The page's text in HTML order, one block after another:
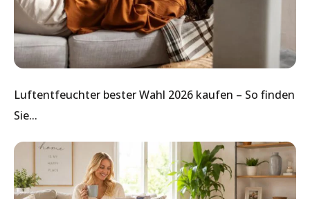
Luftentfeuchter bester Wahl 2026 kaufen – So finden
Sie...